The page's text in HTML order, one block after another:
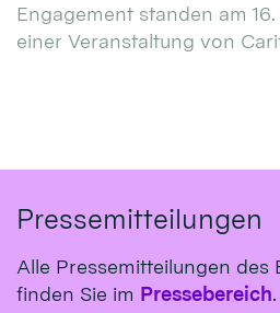
Engagement standen am
einer Veranstaltung von
Pressemitteilungen
Alle Pressemitteilungen des
finden Sie im Pressebereich.